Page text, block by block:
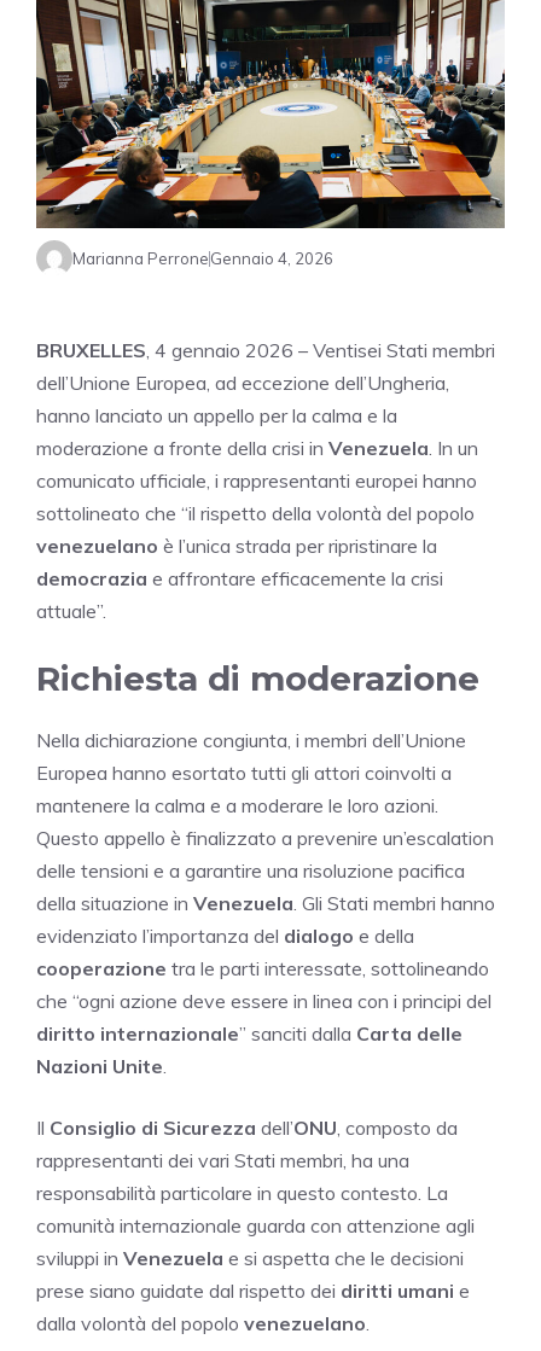
Marianna PerroneGennaio 4, 2026
BRUXELLES, 4 gennaio 2026 – Ventisei Stati membri
dell’Unione Europea, ad eccezione dell’Ungheria,
hanno lanciato un appello per la calma e la
moderazione a fronte della crisi in Venezuela. In un
comunicato ufficiale, i rappresentanti europei hanno
sottolineato che “il rispetto della volontà del popolo
venezuelano è l’unica strada per ripristinare la
democrazia e affrontare efficacemente la crisi
attuale”.
Richiesta di moderazione
Nella dichiarazione congiunta, i membri dell’Unione
Europea hanno esortato tutti gli attori coinvolti a
mantenere la calma e a moderare le loro azioni.
Questo appello è finalizzato a prevenire un’escalation
delle tensioni e a garantire una risoluzione pacifica
della situazione in Venezuela. Gli Stati membri hanno
evidenziato l’importanza del dialogo e della
cooperazione tra le parti interessate, sottolineando
che “ogni azione deve essere in linea con i principi del
diritto internazionale” sanciti dalla Carta delle
Nazioni Unite.
Il Consiglio di Sicurezza dell’ONU, composto da
rappresentanti dei vari Stati membri, ha una
responsabilità particolare in questo contesto. La
comunità internazionale guarda con attenzione agli
sviluppi in Venezuela e si aspetta che le decisioni
prese siano guidate dal rispetto dei diritti umani e
dalla volontà del popolo venezuelano.